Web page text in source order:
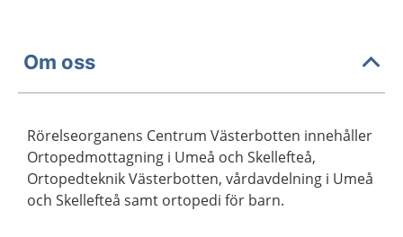
Om oss
Rörelseorganens Centrum Västerbotten innehåller
Ortopedmottagning i Umeå och Skellefteå,
Ortopedteknik Västerbotten, vårdavdelning i Umeå
och Skellefteå samt ortopedi för barn.